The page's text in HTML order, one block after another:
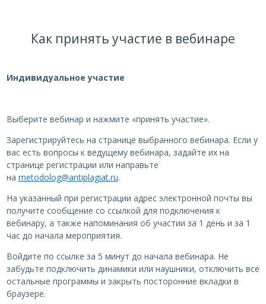
Как принять участие в вебинаре
Индивидуальное участие
Выберите вебинар и нажмите «принять участие».
Зарегистрируйтесь на странице выбранного вебинара. Если у
вас есть вопросы к ведущему вебинара, задайте их на
странице регистрации или направьте
на metodolog@antiplagiat.ru.
На указанный при регистрации адрес электронной почты вы
получите сообщение со ссылкой для подключения к
вебинару, а также напоминания об участии за 1 день и за 1
час до начала мероприятия.
Войдите по ссылке за 5 минут до начала вебинара. Не
забудьте подключить динамики или наушники, отключить все
остальные программы и закрыть посторонние вкладки в
браузере.